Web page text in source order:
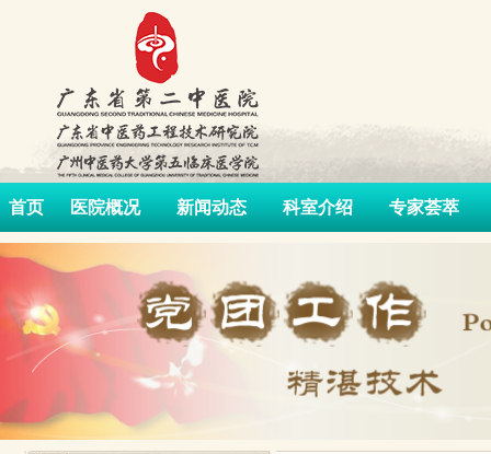
首页 医院概况 新闻动态 科室介绍 专家荟萃